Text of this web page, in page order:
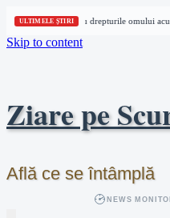
ULTIMELE ȘTIRI
organizații pentru drepturile omului
Skip to content
Ziare pe
Află ce se întâmplă
NEWS